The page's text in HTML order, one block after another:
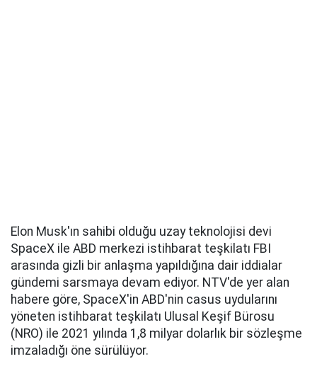
Elon Musk'ın sahibi olduğu uzay teknolojisi devi
SpaceX ile ABD merkezi istihbarat teşkilatı FBI
arasında gizli bir anlaşma yapıldığına dair iddialar
gündemi sarsmaya devam ediyor. NTV'de yer alan
habere göre, SpaceX'in ABD'nin casus uydularını
yöneten istihbarat teşkilatı Ulusal Keşif Bürosu
(NRO) ile 2021 yılında 1,8 milyar dolarlık bir sözleşme
imzaladığı öne sürülüyor.